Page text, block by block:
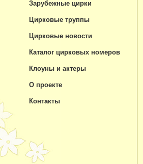
Зарубежные цирки
Цирковые труппы
Цирковые новости
Каталог цирковых номеров
Клоуны и актеры
О проекте
Контакты